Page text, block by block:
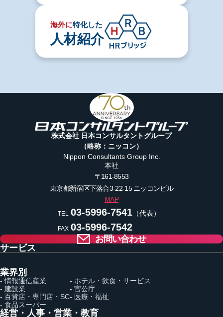
海外に特化した
人材紹介
株式会社 日本コンサルタントグループ
（略称：ニッコン）
Nippon Consultants Group Inc.
本社
〒161-8553
東京都新宿区下落合3-22-15ニッコンビル
MAP
TEL 03-5996-7541（代表）
FAX 03-5996-7542
お問い合わせ
サービス
業界別
- 情報通信産業
- 建設業
- 百貨店・専門店・SC
- 食品スーパー
- ホテル・飲食・サービス
- 官公庁
- 医療・福祉
経営・人事・営業・教育